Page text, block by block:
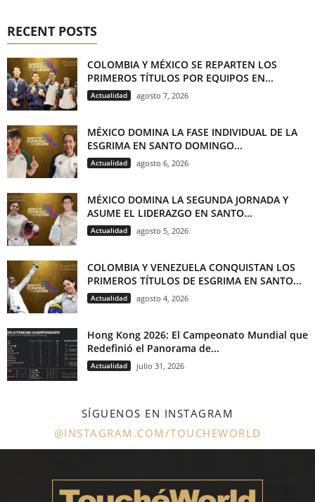
RECENT POSTS
COLOMBIA Y MÉXICO SE REPARTEN LOS
PRIMEROS TÍTULOS POR EQUIPOS EN...
Actualidad agosto 7, 2026
MÉXICO DOMINA LA FASE INDIVIDUAL DE LA
ESGRIMA EN SANTO DOMINGO...
Actualidad agosto 6, 2026
MÉXICO DOMINA LA SEGUNDA JORNADA Y
ASUME EL LIDERAZGO EN SANTO...
Actualidad agosto 5, 2026
COLOMBIA Y VENEZUELA CONQUISTAN LOS
PRIMEROS TÍTULOS DE ESGRIMA EN SANTO...
Actualidad agosto 4, 2026
Hong Kong 2026: El Campeonato Mundial que
Redefinió el Panorama de...
Actualidad julio 31, 2026
SÍGUENOS EN INSTAGRAM
@INSTAGRAM.COM/TOUCHEWORLD